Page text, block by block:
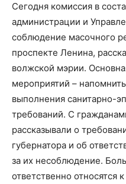
Сегодня комиссия в
администрации и
соблюдение масочного
проспекте Ленина,
волжской мэрии.
мероприятий –
выполнения санитарно-
требований. С
рассказывали о
губернатора и об
за их несоблюдение.
ответственно относятся